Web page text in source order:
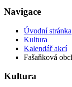
Navigace
Úvodní stránka
Kultura
Kalendář akcí
Fašaňková
Kultura